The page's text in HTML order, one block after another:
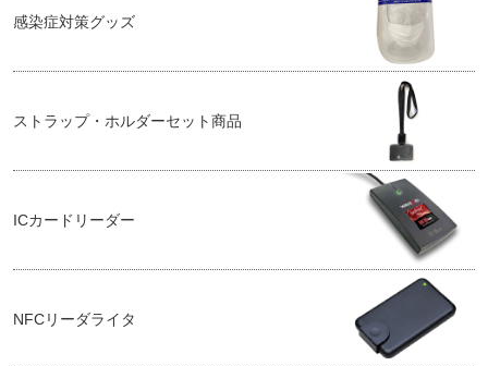
感染症対策グッズ
ストラップ・ホルダーセット商品
ICカードリーダー
NFCリーダライタ